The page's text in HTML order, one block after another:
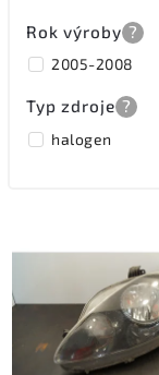
Rok výroby ?
2005-2008
Typ zdroje ?
halogen